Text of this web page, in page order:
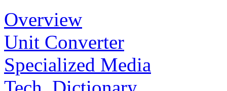
Overview
Unit Converter
Specialized Media